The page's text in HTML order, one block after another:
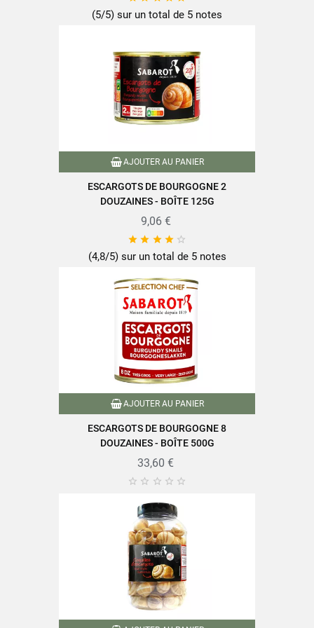
Format
Conditionnement
Caractéristiques produit Emballage recyclable
Références spécifiques
3111950443414
(5/5) sur un total de 5 notes
AJOUTER AU PANIER
ESCARGOTS DE BOURGOGNE 2
DOUZAINES - BOÎTE 125G
9,06 €
    
(4,8/5) sur un total de 5 notes
AJOUTER AU PANIER
ESCARGOTS DE BOURGOGNE 8
DOUZAINES - BOÎTE 500G
33,60 €
    